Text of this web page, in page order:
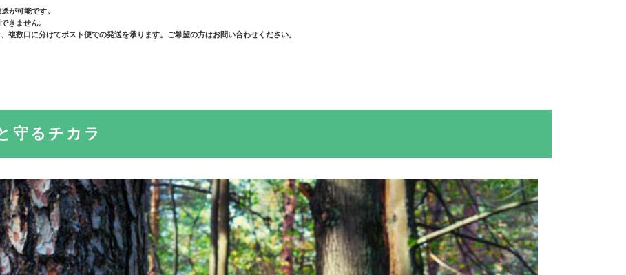
が可能です。
きません。
数口に分けてポスト便での発送を承ります。ご希望の方はお問い合わせください。
守るチカラ